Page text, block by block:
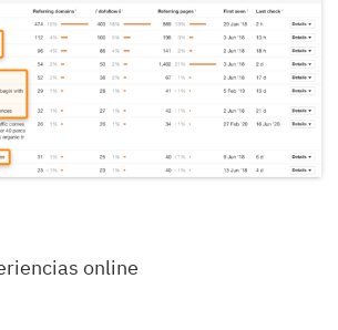
online